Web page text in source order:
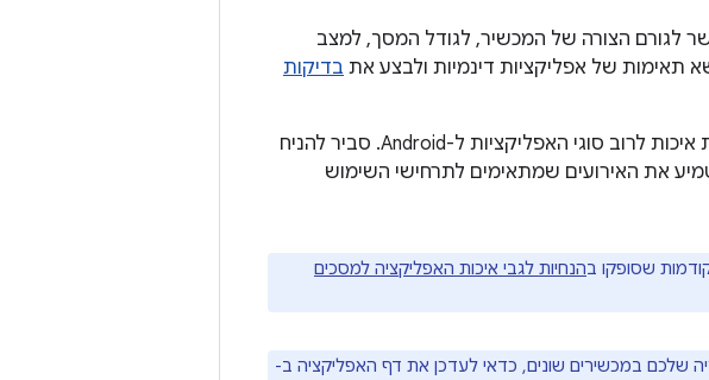
לגורם הצורה של המכשיר, לגודל המסך, למצב
תאימות של אפליקציות דינמיות ולבצע את בדיקות
רשימות הבדיקה והבדיקות מגדירות קבוצה מקיפה של דרישות איכות לרוב סוגי האפליקציות ל-Android. סביר להניח
את האירועים שמתאימים לתרחישי השימוש
שסופקו בהנחיות לגבי איכות האפליקציה למסכים
שלכם במכשירים שונים, כדאי לעדכן את דף האפליקציה ב-